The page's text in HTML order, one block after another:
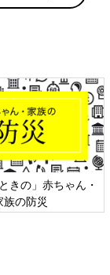
きの」赤ちゃん・
族の防災